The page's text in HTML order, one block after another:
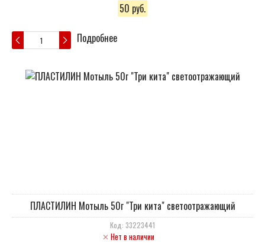
50 руб.
Подробнее
ПЛАСТИЛИН Мотыль 50г "Три кита" светоотражающий
Код: 33223441
Нет в наличии